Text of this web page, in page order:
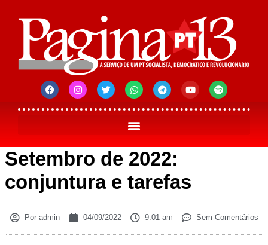
Setembro de 2022:
conjuntura e tarefas
Poradmin 04/09/2022 9:01 am Sem Comentários